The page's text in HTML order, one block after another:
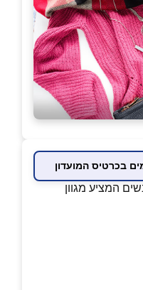
המציע מגוון